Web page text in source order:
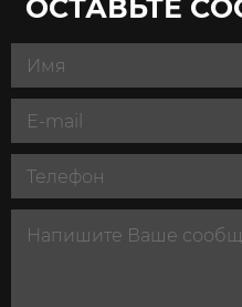
ОСТАВЬТЕ